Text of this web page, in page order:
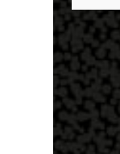
entrar no
entrar
par...
visto
A
relação